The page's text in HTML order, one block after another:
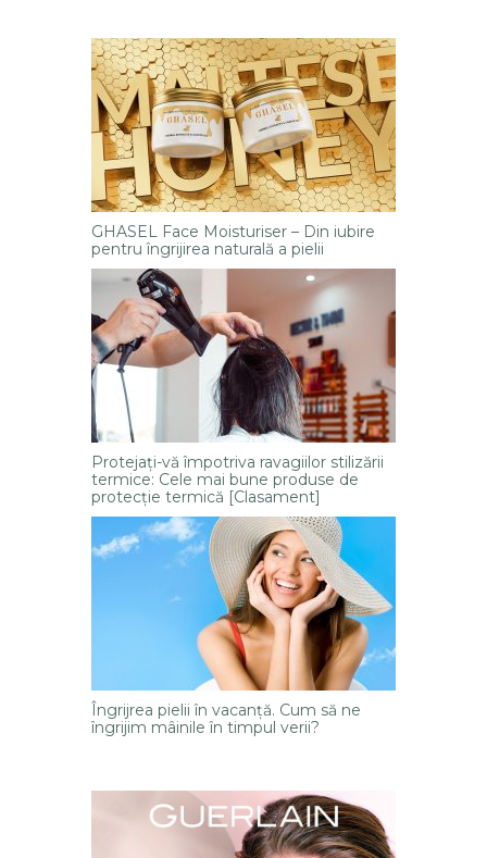
GHASEL Face Moisturiser – Din iubire
pentru îngrijirea naturală a pielii
Protejați-vă împotriva ravagiilor stilizării
termice: Cele mai bune produse de
protecție termică [Clasament]
Îngrijrea pielii în vacanţă. Cum să ne
îngrijim mâinile în timpul verii?